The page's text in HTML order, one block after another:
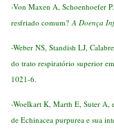
-Von Maxen A, Schoenhoefer
resfriado comum?A Doença
-Weber NS, Standish LJ,
do trato respiratório superior
1021-6.
-Woelkart K, Marth E, Suter A,
de Echinacea purpurea e sua